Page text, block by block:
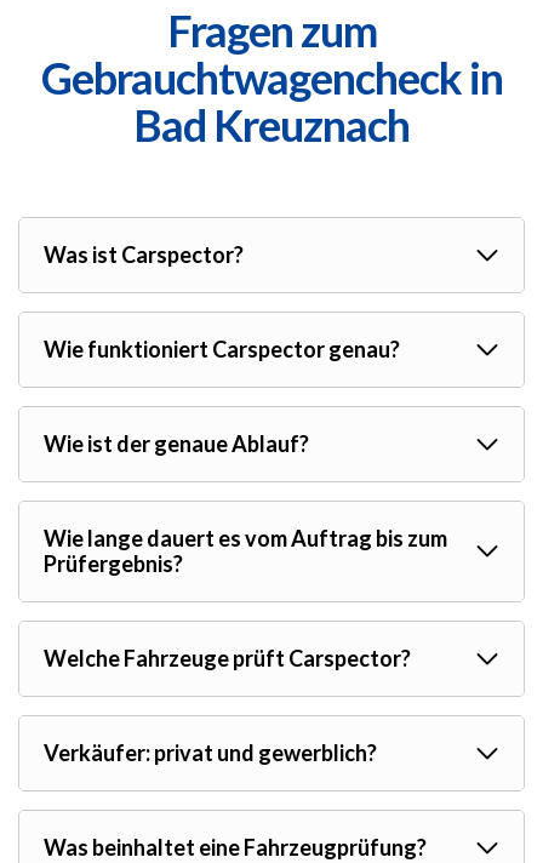
Fragen zum
Gebrauchtwagencheck in
Bad Kreuznach
Was ist Carspector?
Wie funktioniert Carspector genau?
Wie ist der genaue Ablauf?
Wie lange dauert es vom Auftrag bis zum
Prüfergebnis?
Welche Fahrzeuge prüft Carspector?
Verkäufer: privat und gewerblich?
Was beinhaltet eine Fahrzeugprüfung?